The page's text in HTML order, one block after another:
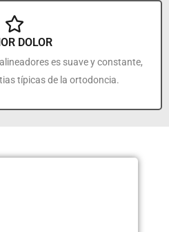
DOLOR
es suave y constante,
típicas de la ortodoncia.